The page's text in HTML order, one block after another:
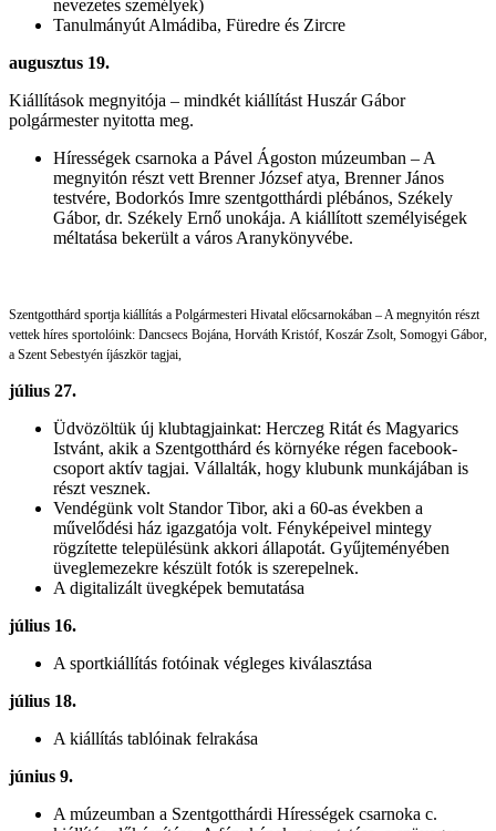
nevezetes személyek)
Tanulmányút Almádiba, Füredre és Zircre
augusztus 19.
Kiállítások megnyitója – mindkét kiállítást Huszár Gábor
polgármester nyitotta meg.
Hírességek csarnoka a Pável Ágoston múzeumban – A
megnyitón részt vett Brenner József atya, Brenner János
testvére, Bodorkós Imre szentgotthárdi plébános, Székely
Gábor, dr. Székely Ernő unokája. A kiállított személyiségek
méltatása bekerült a város Aranykönyvébe.
Szentgotthárd sportja kiállítás a Polgármesteri Hivatal előcsarnokában – A megnyitón részt
vettek híres sportolóink: Dancsecs Bojána, Horváth Kristóf, Koszár Zsolt, Somogyi Gábor,
a Szent Sebestyén íjászkör tagjai,
július 27.
Üdvözöltük új klubtagjainkat: Herczeg Ritát és Magyarics
Istvánt, akik a Szentgotthárd és környéke régen facebook-
csoport aktív tagjai. Vállalták, hogy klubunk munkájában is
részt vesznek.
Vendégünk volt Standor Tibor, aki a 60-as években a
művelődési ház igazgatója volt. Fényképeivel mintegy
rögzítette településünk akkori állapotát. Gyűjteményében
üveglemezekre készült fotók is szerepelnek.
A digitalizált üvegképek bemutatása
július 16.
A sportkiállítás fotóinak végleges kiválasztása
július 18.
A kiállítás tablóinak felrakása
június 9.
A múzeumban a Szentgotthárdi Hírességek csarnoka c.